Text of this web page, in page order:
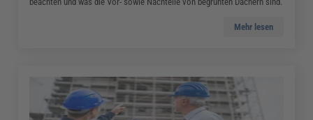
Mehr lesen